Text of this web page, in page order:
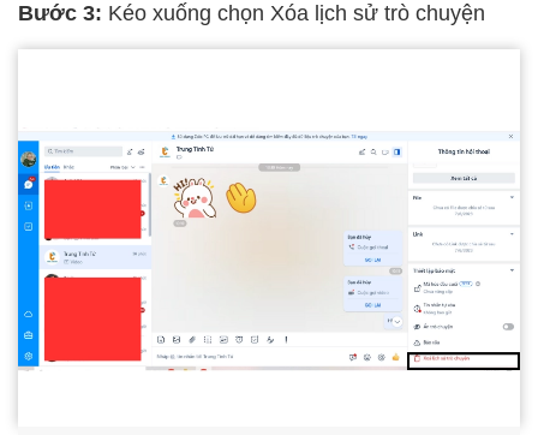
Bước 3: Kéo xuống chọn Xóa lịch sử trò chuyện